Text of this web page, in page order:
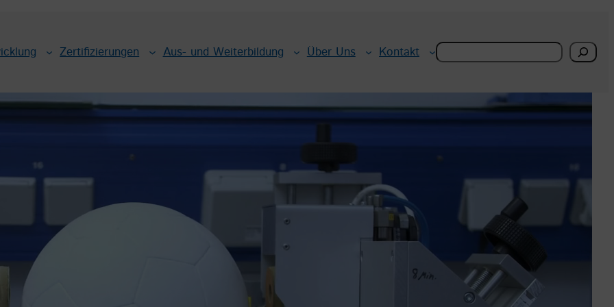
Zertifizierungen Aus- und Weiterbildung Über Uns Kontakt Search